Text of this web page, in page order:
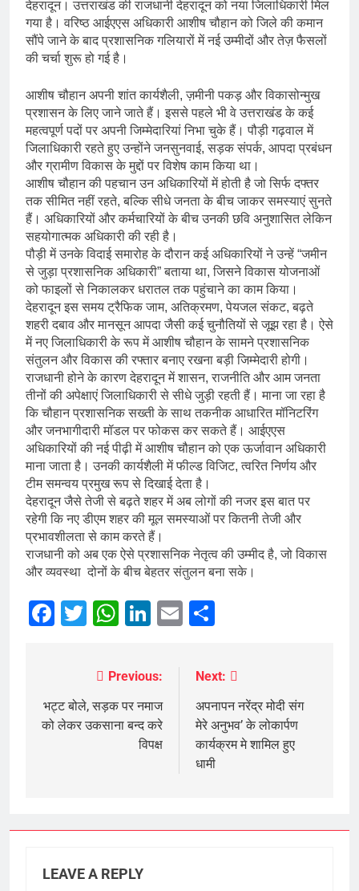
देहरादून। उत्तराखंड की राजधानी देहरादून को नया जिलाधिकारी मिल
गया है। वरिष्ठ आईएएस अधिकारी आशीष चौहान को जिले की कमान
सौंपे जाने के बाद प्रशासनिक गलियारों में नई उम्मीदों और तेज़ फैसलों
की चर्चा शुरू हो गई है।
आशीष चौहान अपनी शांत कार्यशैली, ज़मीनी पकड़ और विकासोन्मुख
प्रशासन के लिए जाने जाते हैं। इससे पहले भी वे उत्तराखंड के कई
महत्वपूर्ण पदों पर अपनी जिम्मेदारियां निभा चुके हैं। पौड़ी गढ़वाल में
जिलाधिकारी रहते हुए उन्होंने जनसुनवाई, सड़क संपर्क, आपदा प्रबंधन
और ग्रामीण विकास के मुद्दों पर विशेष काम किया था।
आशीष चौहान की पहचान उन अधिकारियों में होती है जो सिर्फ दफ्तर
तक सीमित नहीं रहते, बल्कि सीधे जनता के बीच जाकर समस्याएं सुनते
हैं। अधिकारियों और कर्मचारियों के बीच उनकी छवि अनुशासित लेकिन
सहयोगात्मक अधिकारी की रही है।
पौड़ी में उनके विदाई समारोह के दौरान कई अधिकारियों ने उन्हें “जमीन
से जुड़ा प्रशासनिक अधिकारी” बताया था, जिसने विकास योजनाओं
को फाइलों से निकालकर धरातल तक पहुंचाने का काम किया।
देहरादून इस समय ट्रैफिक जाम, अतिक्रमण, पेयजल संकट, बढ़ते
शहरी दबाव और मानसून आपदा जैसी कई चुनौतियों से जूझ रहा है। ऐसे
में नए जिलाधिकारी के रूप में आशीष चौहान के सामने प्रशासनिक
संतुलन और विकास की रफ्तार बनाए रखना बड़ी जिम्मेदारी होगी।
राजधानी होने के कारण देहरादून में शासन, राजनीति और आम जनता
तीनों की अपेक्षाएं जिलाधिकारी से सीधे जुड़ी रहती हैं। माना जा रहा है
कि चौहान प्रशासनिक सख्ती के साथ तकनीक आधारित मॉनिटरिंग
और जनभागीदारी मॉडल पर फोकस कर सकते हैं। आईएएस
अधिकारियों की नई पीढ़ी में आशीष चौहान को एक ऊर्जावान अधिकारी
माना जाता है। उनकी कार्यशैली में फील्ड विजिट, त्वरित निर्णय और
टीम समन्वय प्रमुख रूप से दिखाई देता है।
देहरादून जैसे तेजी से बढ़ते शहर में अब लोगों की नजर इस बात पर
रहेगी कि नए डीएम शहर की मूल समस्याओं पर कितनी तेजी और
प्रभावशीलता से काम करते हैं।
राजधानी को अब एक ऐसे प्रशासनिक नेतृत्व की उम्मीद है, जो विकास
और व्यवस्था दोनों के बीच बेहतर संतुलन बना सके।
Facebook
TwitterWhatsApp
LinkedIn
Email
navigation
Previous:
भट्ट बोले, सड़क पर नमाज
को लेकर उकसाना बन्द करे
विपक्ष
Next:
अपनापन नरेंद्र मोदी संग
मेरे अनुभव’ के लोकार्पण
कार्यक्रम मे शामिल हुए
धामी
LEAVE A REPLY